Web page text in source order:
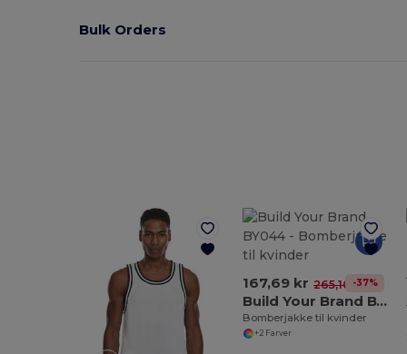
Bulk Orders
167,69 kr 265,10 kr-37%
Build Your Brand BY044
Bomberjakke til kvinder
+2 Farver